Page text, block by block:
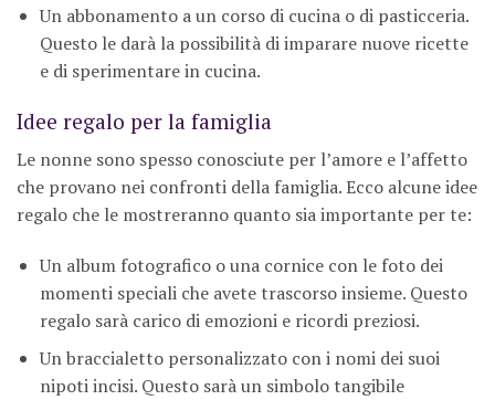
Un abbonamento a un corso di cucina o di pasticceria.
Questo le darà la possibilità di imparare nuove ricette
e di sperimentare in cucina.
Idee regalo per la famiglia
Le nonne sono spesso conosciute per l’amore e l’affetto
che provano nei confronti della famiglia. Ecco alcune idee
regalo che le mostreranno quanto sia importante per te:
Un album fotografico o una cornice con le foto dei
momenti speciali che avete trascorso insieme. Questo
regalo sarà carico di emozioni e ricordi preziosi.
Un braccialetto personalizzato con i nomi dei suoi
nipoti incisi. Questo sarà un simbolo tangibile